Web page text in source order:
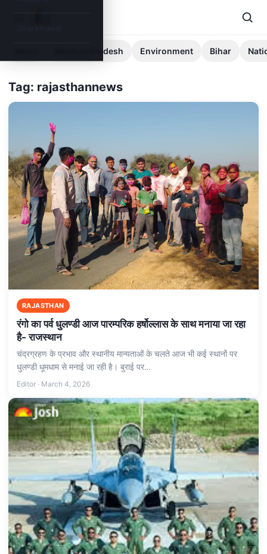
Madhya Pradesh Environment Bihar
Tag: rajasthannews
RAJASTHAN
रंगो का पर्व धुलण्डी आज पारम्परिक हर्षोल्लास के साथ मनाया जा रहा
है- राजस्थान
चंद्रग्रहण के प्रभाव और स्थानीय मान्यताओं के चलते आज भी कई स्थानों पर
धुलण्डी धूमधाम से मनाई जा रही है। बुराई पर…
Editor · March 4, 2026